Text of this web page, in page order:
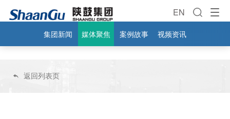
EN
集团新闻 媒体聚焦 案例故事 视频资讯
 返回列表页